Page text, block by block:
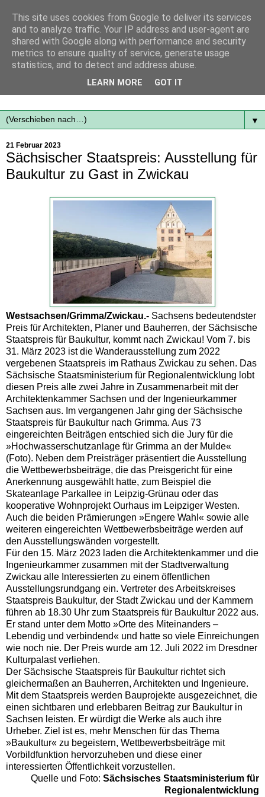
Mit frischen Themen aus der Region immer auf dem
▼
21 Februar 2023
Sächsischer Staatspreis: Ausstellung für
Baukultur zu Gast in Zwickau
Westsachsen/Grimma/Zwickau.- Sachsens bedeutendster
Preis für Architekten, Planer und Bauherren, der Sächsische
Staatspreis für Baukultur, kommt nach Zwickau! Vom 7. bis
31. März 2023 ist die Wanderausstellung zum 2022
vergebenen Staatspreis im Rathaus Zwickau zu sehen. Das
Sächsische Staatsministerium für Regionalentwicklung lobt
diesen Preis alle zwei Jahre in Zusammenarbeit mit der
Architektenkammer Sachsen und der Ingenieurkammer
Sachsen aus. Im vergangenen Jahr ging der Sächsische
Staatspreis für Baukultur nach Grimma. Aus 73
eingereichten Beiträgen entschied sich die Jury für die
»Hochwasserschutzanlage für Grimma an der Mulde«
(Foto). Neben dem Preisträger präsentiert die Ausstellung
die Wettbewerbsbeiträge, die das Preisgericht für eine
Anerkennung ausgewählt hatte, zum Beispiel die
Skateanlage Parkallee in Leipzig-Grünau oder das
kooperative Wohnprojekt Ourhaus im Leipziger Westen.
Auch die beiden Prämierungen »Engere Wahl« sowie alle
weiteren eingereichten Wettbewerbsbeiträge werden auf
den Ausstellungswänden vorgestellt.
Für den 15. März 2023 laden die Architektenkammer und die
Ingenieurkammer zusammen mit der Stadtverwaltung
Zwickau alle Interessierten zu einem öffentlichen
Ausstellungsrundgang ein. Vertreter des Arbeitskreises
Staatspreis Baukultur, der Stadt Zwickau und der Kammern
führen ab 18.30 Uhr zum Staatspreis für Baukultur 2022 aus.
Er stand unter dem Motto »Orte des Miteinanders –
Lebendig und verbindend« und hatte so viele Einreichungen
wie noch nie. Der Preis wurde am 12. Juli 2022 im Dresdner
Kulturpalast verliehen.
Der Sächsische Staatspreis für Baukultur richtet sich
gleichermaßen an Bauherren, Architekten und Ingenieure.
Mit dem Staatspreis werden Bauprojekte ausgezeichnet, die
einen sichtbaren und erlebbaren Beitrag zur Baukultur in
Sachsen leisten. Er würdigt die Werke als auch ihre
Urheber. Ziel ist es, mehr Menschen für das Thema
»Baukultur« zu begeistern, Wettbewerbsbeiträge mit
Vorbildfunktion hervorzuheben und diese einer
interessierten Öffentlichkeit vorzustellen.
Quelle und Foto: Sächsisches Staatsministerium für
Regionalentwicklung
This site uses cookies from Google to deliver its services
and to analyze traffic. Your IP address and user-agent are
shared with Google along with performance and security
metrics to ensure quality of service, generate usage
statistics, and to detect and address abuse.
LEARN MORE GOT IT